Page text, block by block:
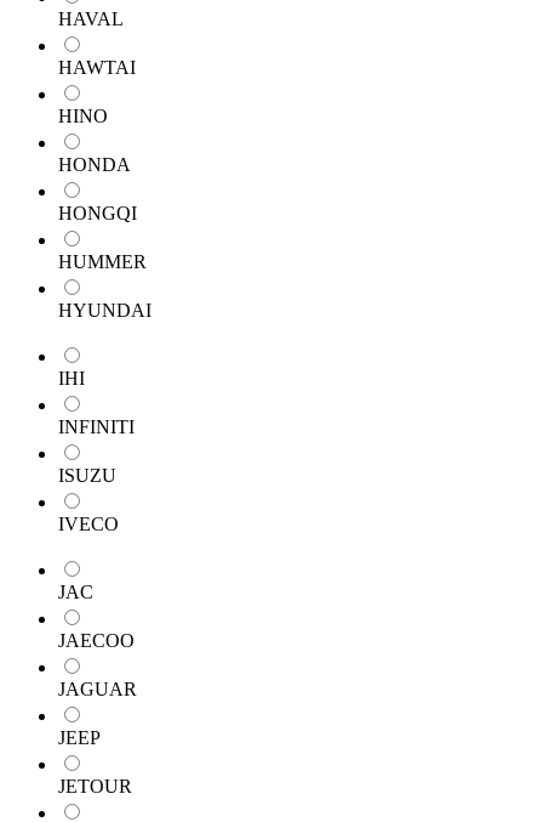
HAVAL
HAWTAI
HINO
HONDA
HONGQI
HUMMER
HYUNDAI
IHI
INFINITI
ISUZU
IVECO
JAC
JAECOO
JAGUAR
JEEP
JETOUR